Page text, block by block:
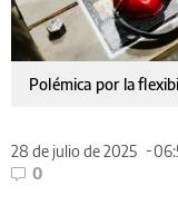
Polémica por la
28 de julio de 2025
0